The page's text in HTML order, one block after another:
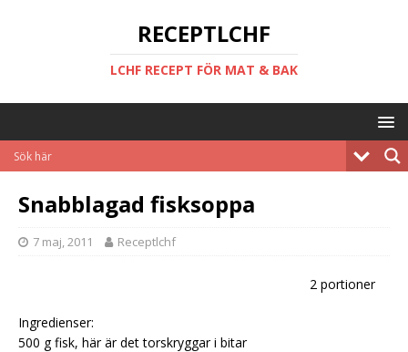
RECEPTLCHF
LCHF RECEPT FÖR MAT & BAK
Snabblagad fisksoppa
7 maj, 2011 Receptlchf
2 portioner
Ingredienser:
500 g fisk, här är det torskryggar i bitar